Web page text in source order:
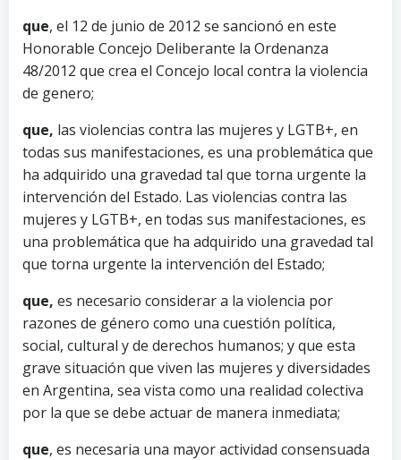
que, el 12 de junio de 2012 se sancionó en este
Honorable Concejo Deliberante la Ordenanza
48/2012 que crea el Concejo local contra la violencia
de genero;
que, las violencias contra las mujeres y LGTB+, en
todas sus manifestaciones, es una problemática que
ha adquirido una gravedad tal que torna urgente la
intervención del Estado. Las violencias contra las
mujeres y LGTB+, en todas sus manifestaciones, es
una problemática que ha adquirido una gravedad tal
que torna urgente la intervención del Estado;
que, es necesario considerar a la violencia por
razones de género como una cuestión política,
social, cultural y de derechos humanos; y que esta
grave situación que viven las mujeres y diversidades
en Argentina, sea vista como una realidad colectiva
por la que se debe actuar de manera inmediata;
que, es necesaria una mayor actividad consensuada